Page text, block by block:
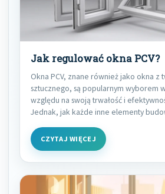
Jak regulować okna PCV?
Okna PCV, znane również jako okna z
sztucznego, są popularnym wyborem
względu na swoją trwałość i
Jednak, jak każde inne elementy
CZYTAJ WIĘCEJ